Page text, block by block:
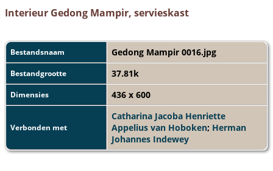
Interieur Gedong Mampir, servieskast
Bestandsnaam Gedong Mampir 0016.jpg
Bestandgrootte 37.81k
Dimensies 436 x 600
Verbonden met
Catharina Jacoba Henriette
Appelius van Hoboken; Herman
Johannes Indewey